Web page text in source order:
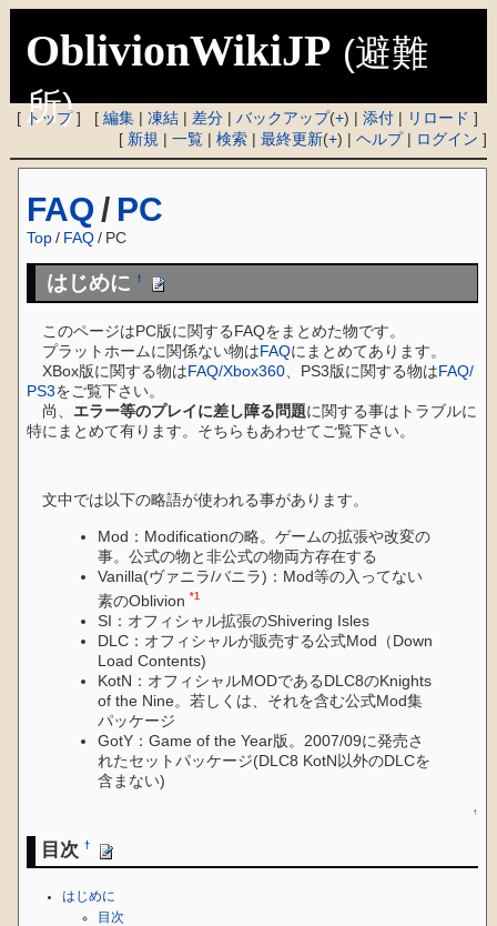
OblivionWikiJP (避難
所)
[ トップ] [編集 |凍結 | 差分 |バックアップ(+) |添付 | リロード ]
[ 新規 |一覧 |検索 |最終更新(+) |ヘルプ| ログイン ]
FAQ / PC
Top / FAQ/ PC
はじめに†
このページはPC版に関するFAQをまとめた物です。
プラットホームに関係ない物はFAQにまとめてあります。
XBox版に関する物はFAQ/Xbox360 、PS3版に関する物はFAQ/
PS3をご覧下さい。
尚、 エラー等のプレイに差し障る問題に関する事はトラブルに
特にまとめて有ります。そちらもあわせてご覧下さい。
文中では以下の略語が使われる事があります。
Mod：Modificationの略。ゲームの拡張や改変の
事。公式の物と非公式の物両方存在する
Vanilla(ヴァニラ/バニラ)：Mod等の入ってない
素のOblivion*1
SI：オフィシャル拡張のShivering Isles
DLC：オフィシャルが販売する公式Mod（Down
Load Contents)
KotN：オフィシャルMODであるDLC8のKnights
of the Nine。若しくは、それを含む公式Mod集
パッケージ
GotY：Game of the Year版。2007/09に発売さ
れたセットパッケージ(DLC8 KotN以外のDLCを
含まない)
↑
目次†
はじめに
目次